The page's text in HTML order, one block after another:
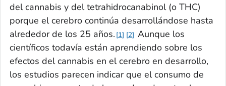
del cannabis y del tetrahidrocanabinol (o THC)
porque el cerebro continúa desarrollándose hasta
alrededor de los 25 años. 1 2 Aunque los
científicos todavía están aprendiendo sobre los
efectos del cannabis en el cerebro en desarrollo,
los estudios parecen indicar que el consumo de